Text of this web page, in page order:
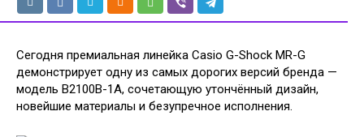
Сегодня премиальная линейка Casio G-Shock MR-G
демонстрирует одну из самых дорогих версий бренда —
модель B2100B-1A, сочетающую утончённый дизайн,
новейшие материалы и безупречное исполнения.